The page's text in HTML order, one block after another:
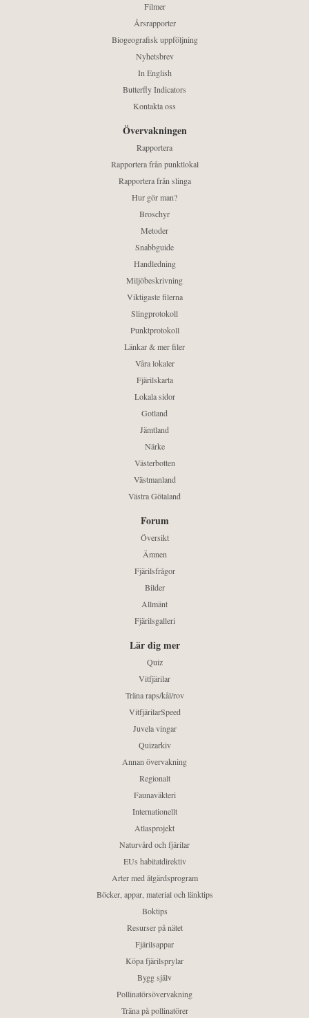
Filmer
Årsrapporter
Biogeografisk uppföljning
Nyhetsbrev
In English
Butterfly Indicators
Kontakta oss
Övervakningen
Rapportera
Rapportera från punktlokal
Rapportera från slinga
Hur gör man?
Broschyr
Metoder
Snabbguide
Handledning
Miljöbeskrivning
Viktigaste filerna
Slingprotokoll
Punktprotokoll
Länkar & mer filer
Våra lokaler
Fjärilskarta
Lokala sidor
Gotland
Jämtland
Närke
Västerbotten
Västmanland
Västra Götaland
Forum
Översikt
Ämnen
Fjärilsfrågor
Bilder
Allmänt
Fjärilsgalleri
Lär dig mer
Quiz
Vitfjärilar
Träna raps/kål/rov
VitfjärilarSpeed
Juvela vingar
Quizarkiv
Annan övervakning
Regionalt
Faunaväkteri
Internationellt
Atlasprojekt
Naturvård och fjärilar
EUs habitatdirektiv
Arter med åtgärdsprogram
Böcker, appar, material och länktips
Boktips
Resurser på nätet
Fjärilsappar
Köpa fjärilsprylar
Bygg själv
Pollinatörsövervakning
Träna på pollinatörer